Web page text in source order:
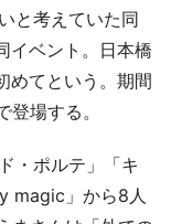
と考えていた同
イベント。日本橋
めてという。期間
場する。
・ポルテ」「キ
magic」から8人